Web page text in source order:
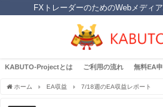
FXトレーダーのためのWebメディ
KABUTO-Projectとは ご利用の流れ 無料EA
ホーム EA収益 7/18週のEA収益レポート